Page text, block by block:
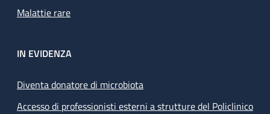
Malattie rare
IN EVIDENZA
Diventa donatore di microbiota
Accesso di professionisti esterni a strutture del Policlinico